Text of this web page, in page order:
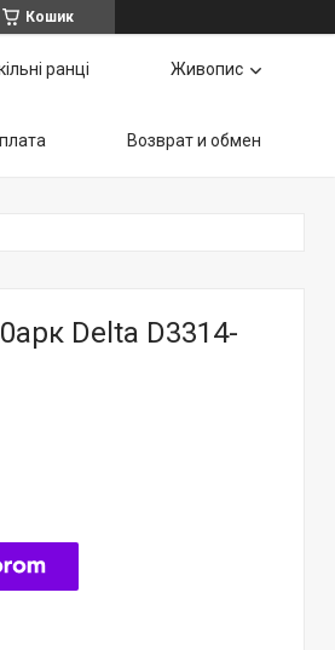
Кошик
ранці Живопис
Возврат и обмен
Delta D3314-